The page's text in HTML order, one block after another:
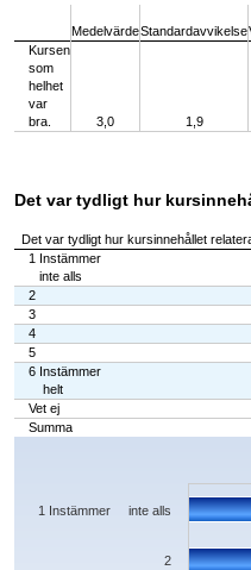
MedelvärdeStandardavvikelse
Kursen
som
helhet
var
bra.
3,0 1,9
Det var tydligt hur
Det var tydligt hur kursinnehållet
1 Instämmer
inte alls
2
3
4
5
6 Instämmer
helt
Vet ej
Summa
Chart
The chart has 1 X axis displaying
The chart has 1 Y axis displaying
2
1 Instämmer inte alls